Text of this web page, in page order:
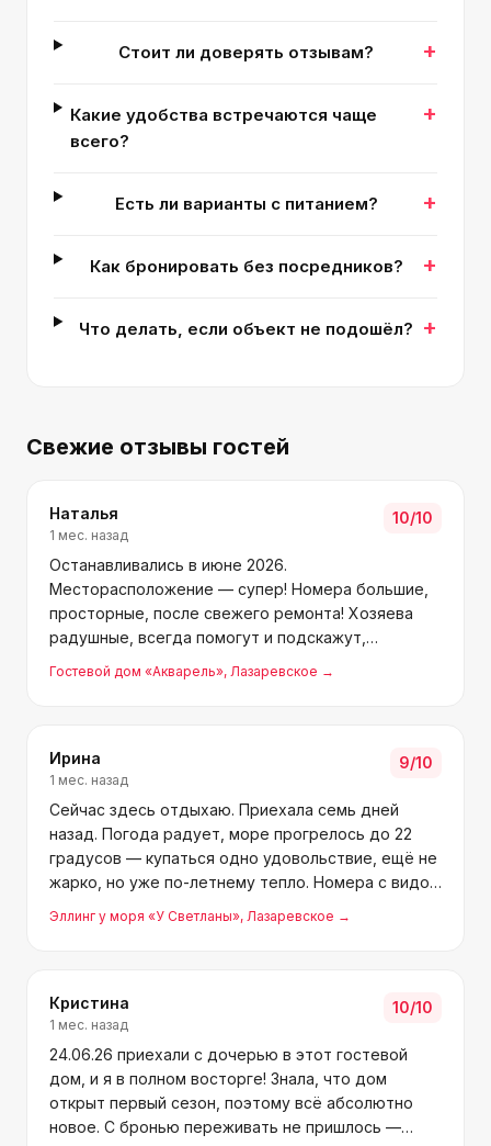
Стоит ли доверять отзывам? +
Какие удобства встречаются чаще
всего?
+
Есть ли варианты с питанием? +
Как бронировать без посредников? +
Что делать, если объект не подошёл? +
Свежие отзывы гостей
Наталья
1 мес. назад
10/10
Останавливались в июне 2026.
Месторасположение — супер! Номера большие,
просторные, после свежего ремонта! Хозяева
радушные, всегда помогут и подскажут,
чувствуется забота! Советую всем без раздумий.
Гостевой дом «Акварель», Лазаревское →
Ирина
1 мес. назад
9/10
Сейчас здесь отдыхаю. Приехала семь дней
назад. Погода радует, море прогрелось до 22
градусов — купаться одно удовольствие, ещё не
жарко, но уже по-летнему тепло. Номера с видом
вечером. Везде чистота и уют.
Эллинг у моря «У Светланы», Лазаревское →
Кристина
1 мес. назад
10/10
24.06.26 приехали с дочерью в этот гостевой
дом, и я в полном восторге! Знала, что дом
открыт первый сезон, поэтому всё абсолютно
новое. С бронью переживать не пришлось —